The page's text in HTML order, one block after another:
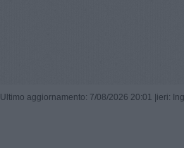
Ultimo aggiornamento: 7/08/2026 20:01 | ieri: